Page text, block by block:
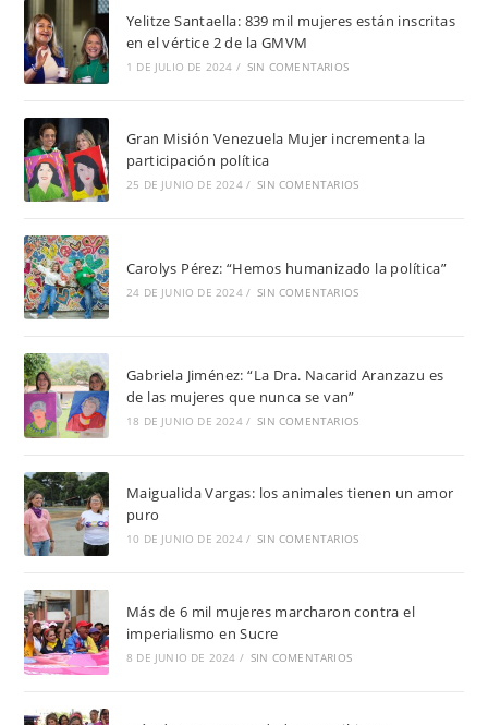
Yelitze Santaella: 839 mil mujeres están inscritas
en el vértice 2 de la GMVM
1 DE JULIO DE 2024 / SIN COMENTARIOS
Gran Misión Venezuela Mujer incrementa la
participación política
25 DE JUNIO DE 2024 / SIN COMENTARIOS
Carolys Pérez: “Hemos humanizado la política”
24 DE JUNIO DE 2024 / SIN COMENTARIOS
Gabriela Jiménez: “La Dra. Nacarid Aranzazu es
de las mujeres que nunca se van”
18 DE JUNIO DE 2024 / SIN COMENTARIOS
Maigualida Vargas: los animales tienen un amor
puro
10 DE JUNIO DE 2024 / SIN COMENTARIOS
Más de 6 mil mujeres marcharon contra el
imperialismo en Sucre
8 DE JUNIO DE 2024 / SIN COMENTARIOS